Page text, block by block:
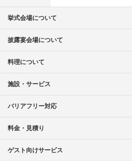
挙式会場について
披露宴会場について
料理について
施設・サービス
バリアフリー対応
料金・見積り
ゲスト向けサービス